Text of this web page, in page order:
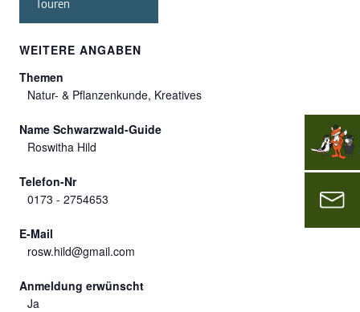
Touren
WEITERE ANGABEN
Themen
Natur- & Pflanzenkunde, Kreatives
Name Schwarzwald-Guide
Roswitha Hild
Telefon-Nr
0173 - 2754653
E-Mail
rosw.hild@gmail.com
Anmeldung erwünscht
Ja